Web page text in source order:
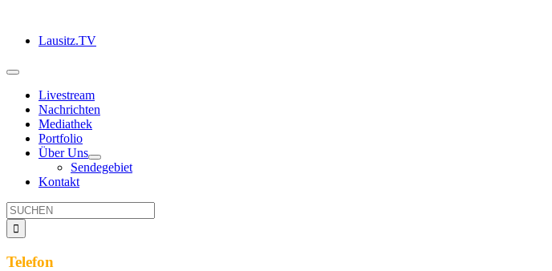
springenLausitz.TV
Toggle
NavigationLivestream
Nachrichten
Mediathek
Portfolio
Über Uns
Sendegebiet
Kontakt
Suche
nach:
Telefon